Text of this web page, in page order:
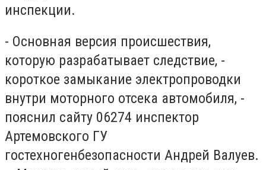
инспекции.
- Основная версия происшествия,
которую разрабатывает следствие, -
короткое замыкание электропроводки
внутри моторного отсека автомобиля, -
пояснил сайту 06274 инспектор
Артемовского ГУ
гостехногенбезопасности Андрей Валуев.